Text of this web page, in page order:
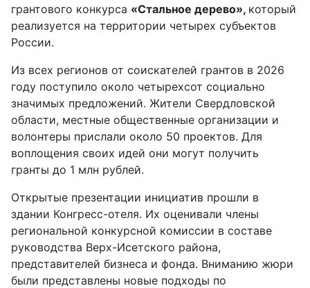
грантового конкурса «Стальное дерево», который
реализуется на территории четырех субъектов
России.
Из всех регионов от соискателей грантов в 2026
году поступило около четырехсот социально
значимых предложений. Жители Свердловской
области, местные общественные организации и
волонтеры прислали около 50 проектов. Для
воплощения своих идей они могут получить
гранты до 1 млн рублей.
Открытые презентации инициатив прошли в
здании Конгресс-отеля. Их оценивали члены
региональной конкурсной комиссии в составе
руководства Верх-Исетского района,
представителей бизнеса и фонда. Вниманию жюри
были представлены новые подходы по